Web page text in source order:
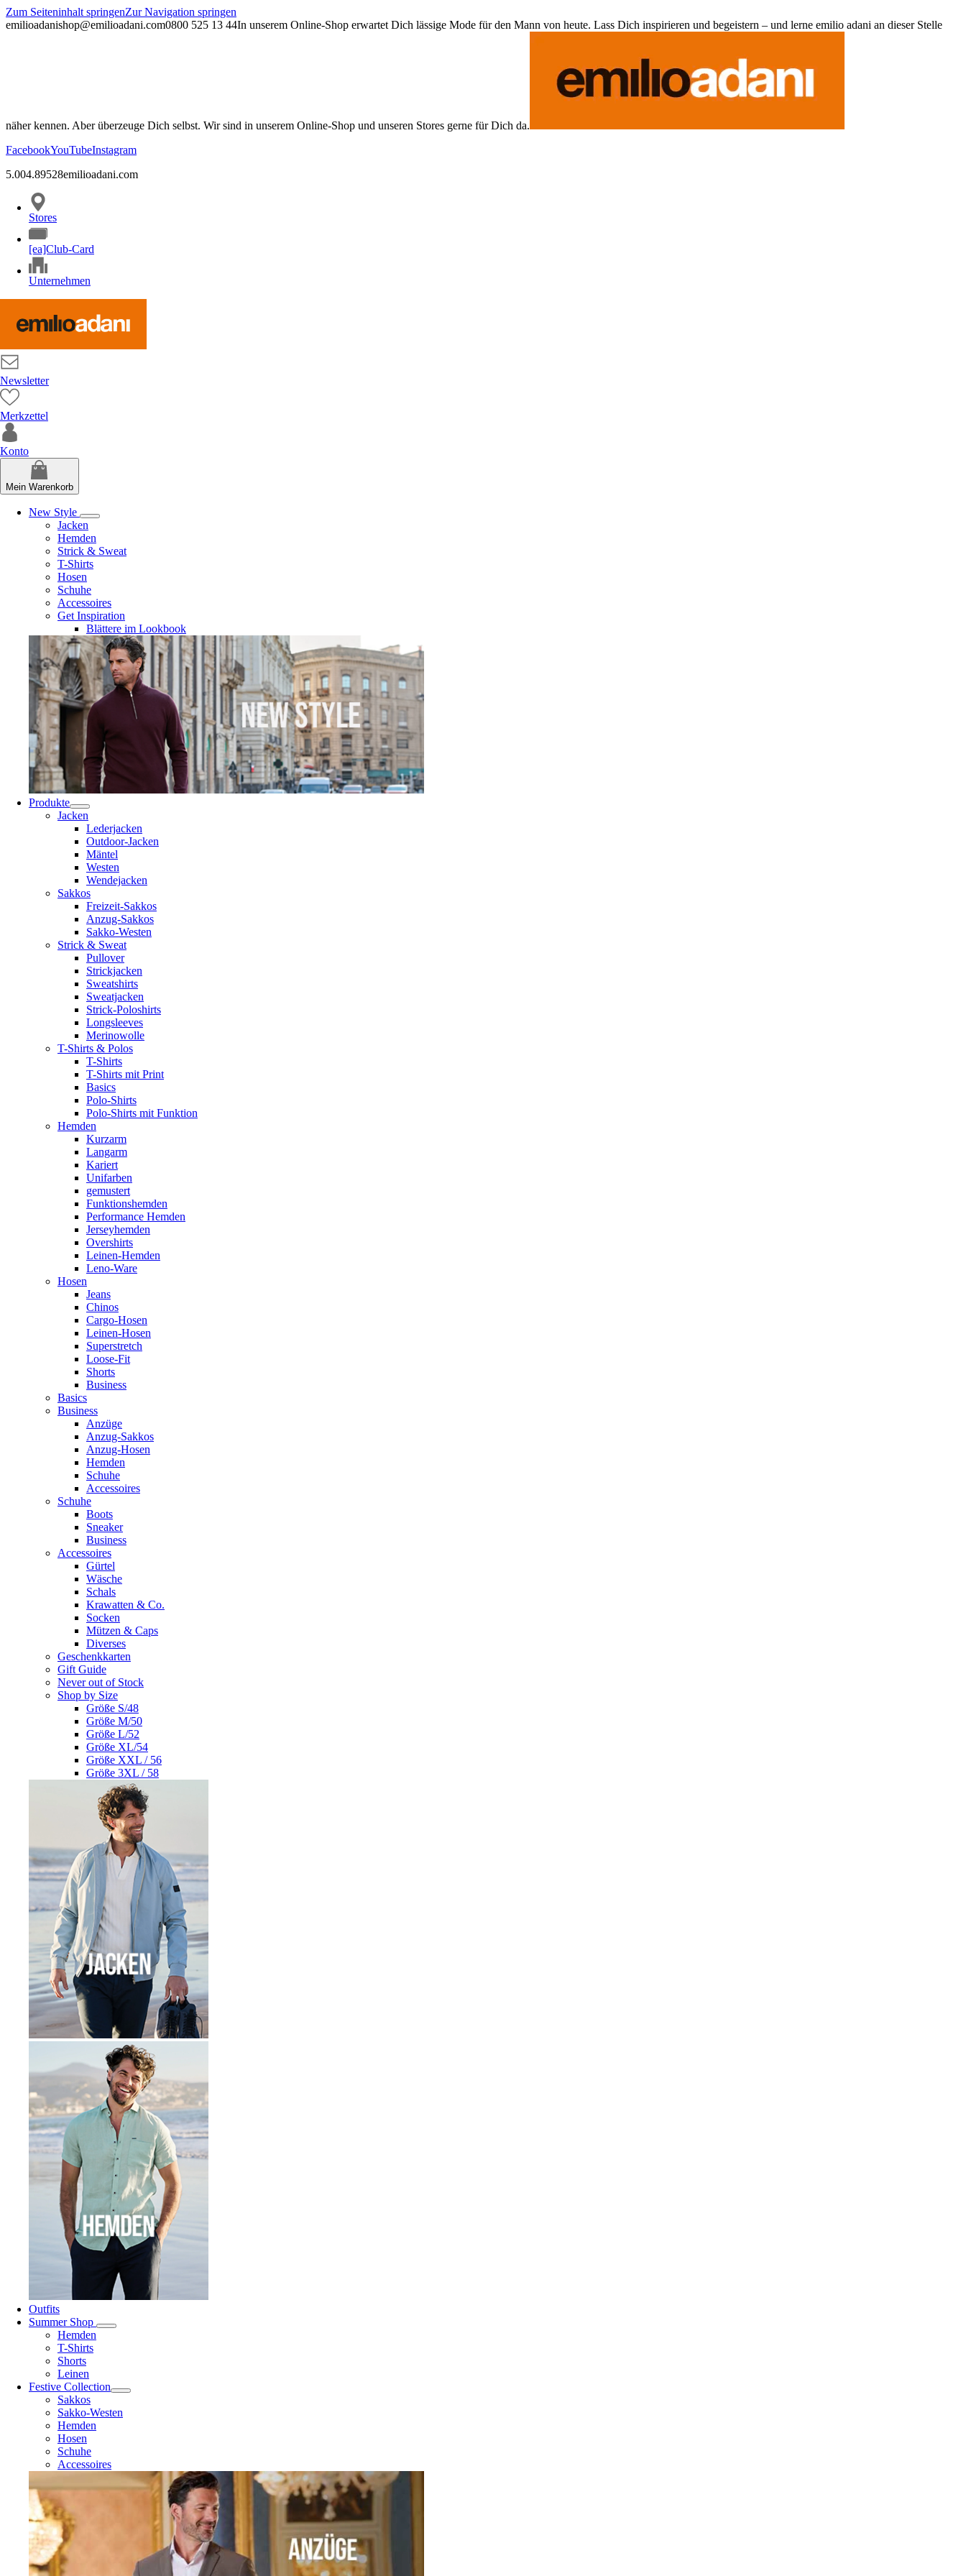
Zum Seiteninhalt springenZur Navigation springen
emilioadanishop@emilioadani.com0800 525 13 44In unserem Online-Shop erwartet Dich lässige Mode für den Mann von heute. Lass Dich inspirieren und begeistern – und lerne emilio adani an dieser Stelle
näher kennen. Aber überzeuge Dich selbst. Wir sind in unserem Online-Shop und unseren Stores gerne für Dich da.
FacebookYouTubeInstagram
5.004.89528emilioadani.com
Stores
[ea]Club-Card
Unternehmen
Newsletter
Merkzettel
Konto
Mein Warenkorb
New Style
Jacken
Hemden
Strick & Sweat
T-Shirts
Hosen
Schuhe
Accessoires
Get Inspiration
Blättere im Lookbook
Produkte
Jacken
Lederjacken
Outdoor-Jacken
Mäntel
Westen
Wendejacken
Sakkos
Freizeit-Sakkos
Anzug-Sakkos
Sakko-Westen
Strick & Sweat
Pullover
Strickjacken
Sweatshirts
Sweatjacken
Strick-Poloshirts
Longsleeves
Merinowolle
T-Shirts & Polos
T-Shirts
T-Shirts mit Print
Basics
Polo-Shirts
Polo-Shirts mit Funktion
Hemden
Kurzarm
Langarm
Kariert
Unifarben
gemustert
Funktionshemden
Performance Hemden
Jerseyhemden
Overshirts
Leinen-Hemden
Leno-Ware
Hosen
Jeans
Chinos
Cargo-Hosen
Leinen-Hosen
Superstretch
Loose-Fit
Shorts
Business
Basics
Business
Anzüge
Anzug-Sakkos
Anzug-Hosen
Hemden
Schuhe
Accessoires
Schuhe
Boots
Sneaker
Business
Accessoires
Gürtel
Wäsche
Schals
Krawatten & Co.
Socken
Mützen & Caps
Diverses
Geschenkkarten
Gift Guide
Never out of Stock
Shop by Size
Größe S/48
Größe M/50
Größe L/52
Größe XL/54
Größe XXL / 56
Größe 3XL / 58
Outfits
Summer Shop
Hemden
T-Shirts
Shorts
Leinen
Festive Collection
Sakkos
Sakko-Westen
Hemden
Hosen
Schuhe
Accessoires